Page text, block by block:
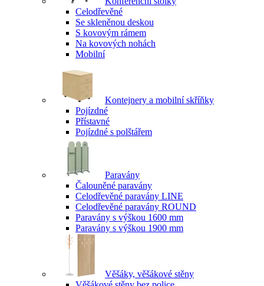
Celodřevěné
Se skleněnou deskou
S kovovým rámem
Na kovových nohách
Mobilní
Kontejnery a mobilní skříňky
Pojízdné
Přístavné
Pojízdné s polštářem
Paravány
Čalouněné paravány
Celodřevěné paravány LINE
Celodřevěné paravány ROUND
Paravány s výškou 1600 mm
Paravány s výškou 1900 mm
Věšáky, věšákové stěny